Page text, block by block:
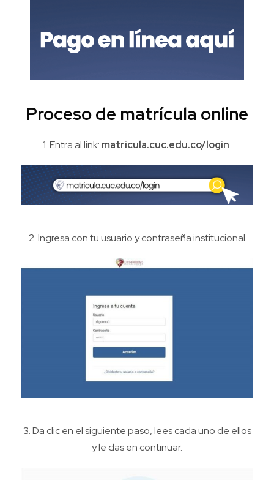
Proceso de matrícula online
1. Entra al link: matricula.cuc.edu.co/login
2. Ingresa con tu usuario y contraseña institucional
3. Da clic en el siguiente paso, lees cada uno de ellos
y le das en continuar.